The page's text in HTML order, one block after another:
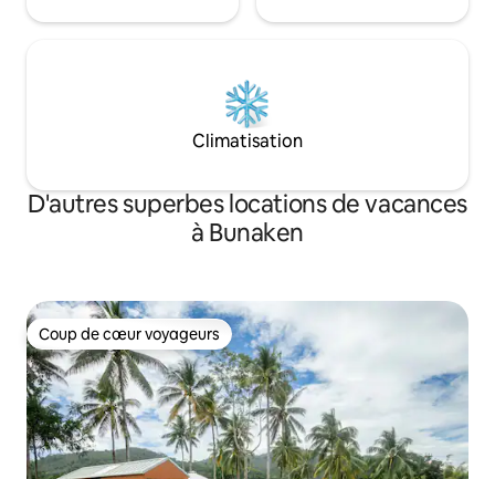
Climatisation
D'autres superbes locations de vacances
à Bunaken
Coup de cœur voyageurs
Coup de cœur voyageurs